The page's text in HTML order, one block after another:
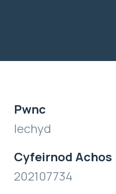
Pwnc
Iechyd
Cyfeirnod Achos
202107734